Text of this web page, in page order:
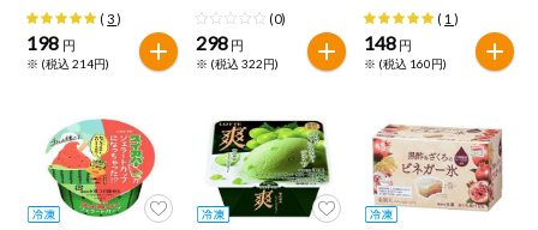
(3)
198 円
※ (税込 214円)
(0)
298 円
※ (税込 322円)
( 1 )
148 円
※ (税込 160円)